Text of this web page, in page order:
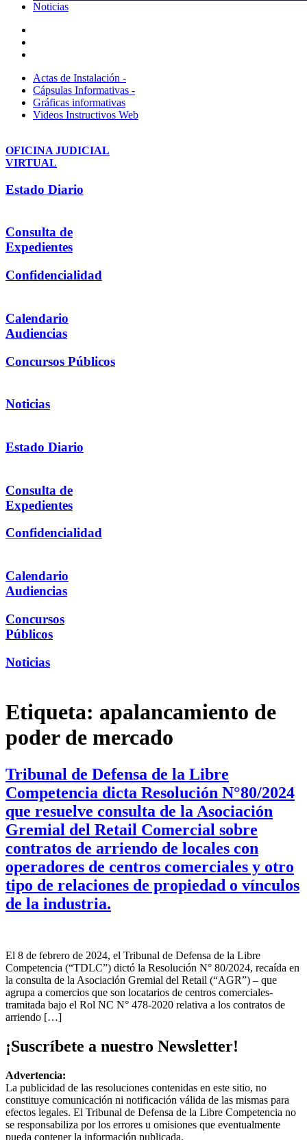
Noticias
Actas de Instalación -
Cápsulas Informativas -
Gráficas informativas
Videos Instructivos Web
OFICINA JUDICIAL
VIRTUAL
Estado Diario
Consulta de
Expedientes
Confidencialidad
Calendario
Audiencias
Concursos Públicos
Noticias
Estado Diario
Consulta de
Expedientes
Confidencialidad
Calendario
Audiencias
Concursos
Públicos
Noticias
Etiqueta: apalancamiento de
poder de mercado
Tribunal de Defensa de la Libre
Competencia dicta Resolución N°80/2024
que resuelve consulta de la Asociación
Gremial del Retail Comercial sobre
contratos de arriendo de locales con
operadores de centros comerciales y otro
tipo de relaciones de propiedad o vínculos
de la industria.
El 8 de febrero de 2024, el Tribunal de Defensa de la Libre
Competencia (“TDLC”) dictó la Resolución N° 80/2024, recaída en
la consulta de la Asociación Gremial del Retail (“AGR”) – que
agrupa a comercios que son locatarios de centros comerciales-
tramitada bajo el Rol NC N° 478-2020 relativa a los contratos de
arriendo […]
¡Suscríbete a nuestro Newsletter!
Advertencia:
La publicidad de las resoluciones contenidas en este sitio, no
constituye comunicación ni notificación válida de las mismas para
efectos legales. El Tribunal de Defensa de la Libre Competencia no
se responsabiliza por los errores u omisiones que eventualmente
pueda contener la información publicada.